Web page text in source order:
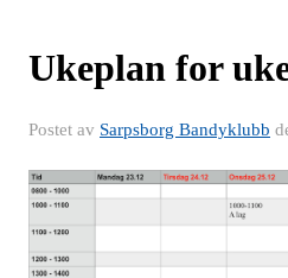
Ukeplan for
Postet av Sarpsborg Bandyklubb